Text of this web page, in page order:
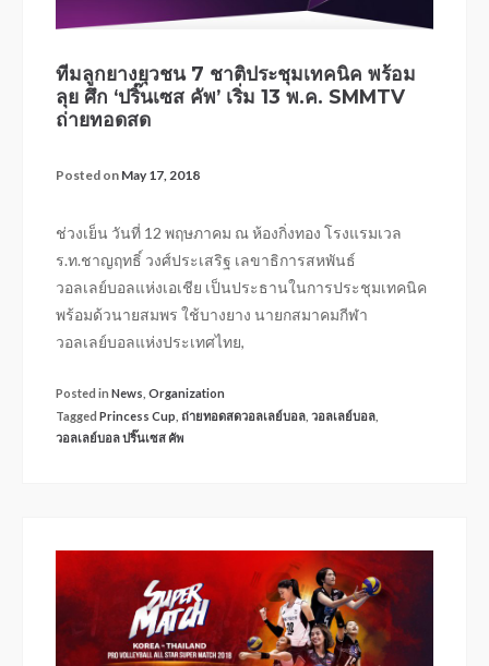
ทีมลูกยางยุวชน 7 ชาติประชุมเทคนิค พร้อม
ลุย ศึก ‘ปริ๊นเซส คัพ’ เริ่ม 13 พ.ค. SMMTV
ถ่ายทอดสด
Posted on May 17, 2018
ช่วงเย็น วันที่ 12 พฤษภาคม ณ ห้องกิ่งทอง โรงแรมเวล
ร.ท.ชาญฤทธิ์ วงศ์ประเสริฐ เลขาธิการสหพันธ์
วอลเลย์บอลแห่งเอเชีย เป็นประธานในการประชุมเทคนิค
พร้อมด้วนายสมพร ใช้บางยาง นายกสมาคมกีฬา
วอลเลย์บอลแห่งประเทศไทย,
Posted in News Organization
Tagged Princess Cup ถ่ายทอดสดวอลเลย์บอล วอลเลย์บอล
วอลเลย์บอล ปริ๊นเซส คัพ